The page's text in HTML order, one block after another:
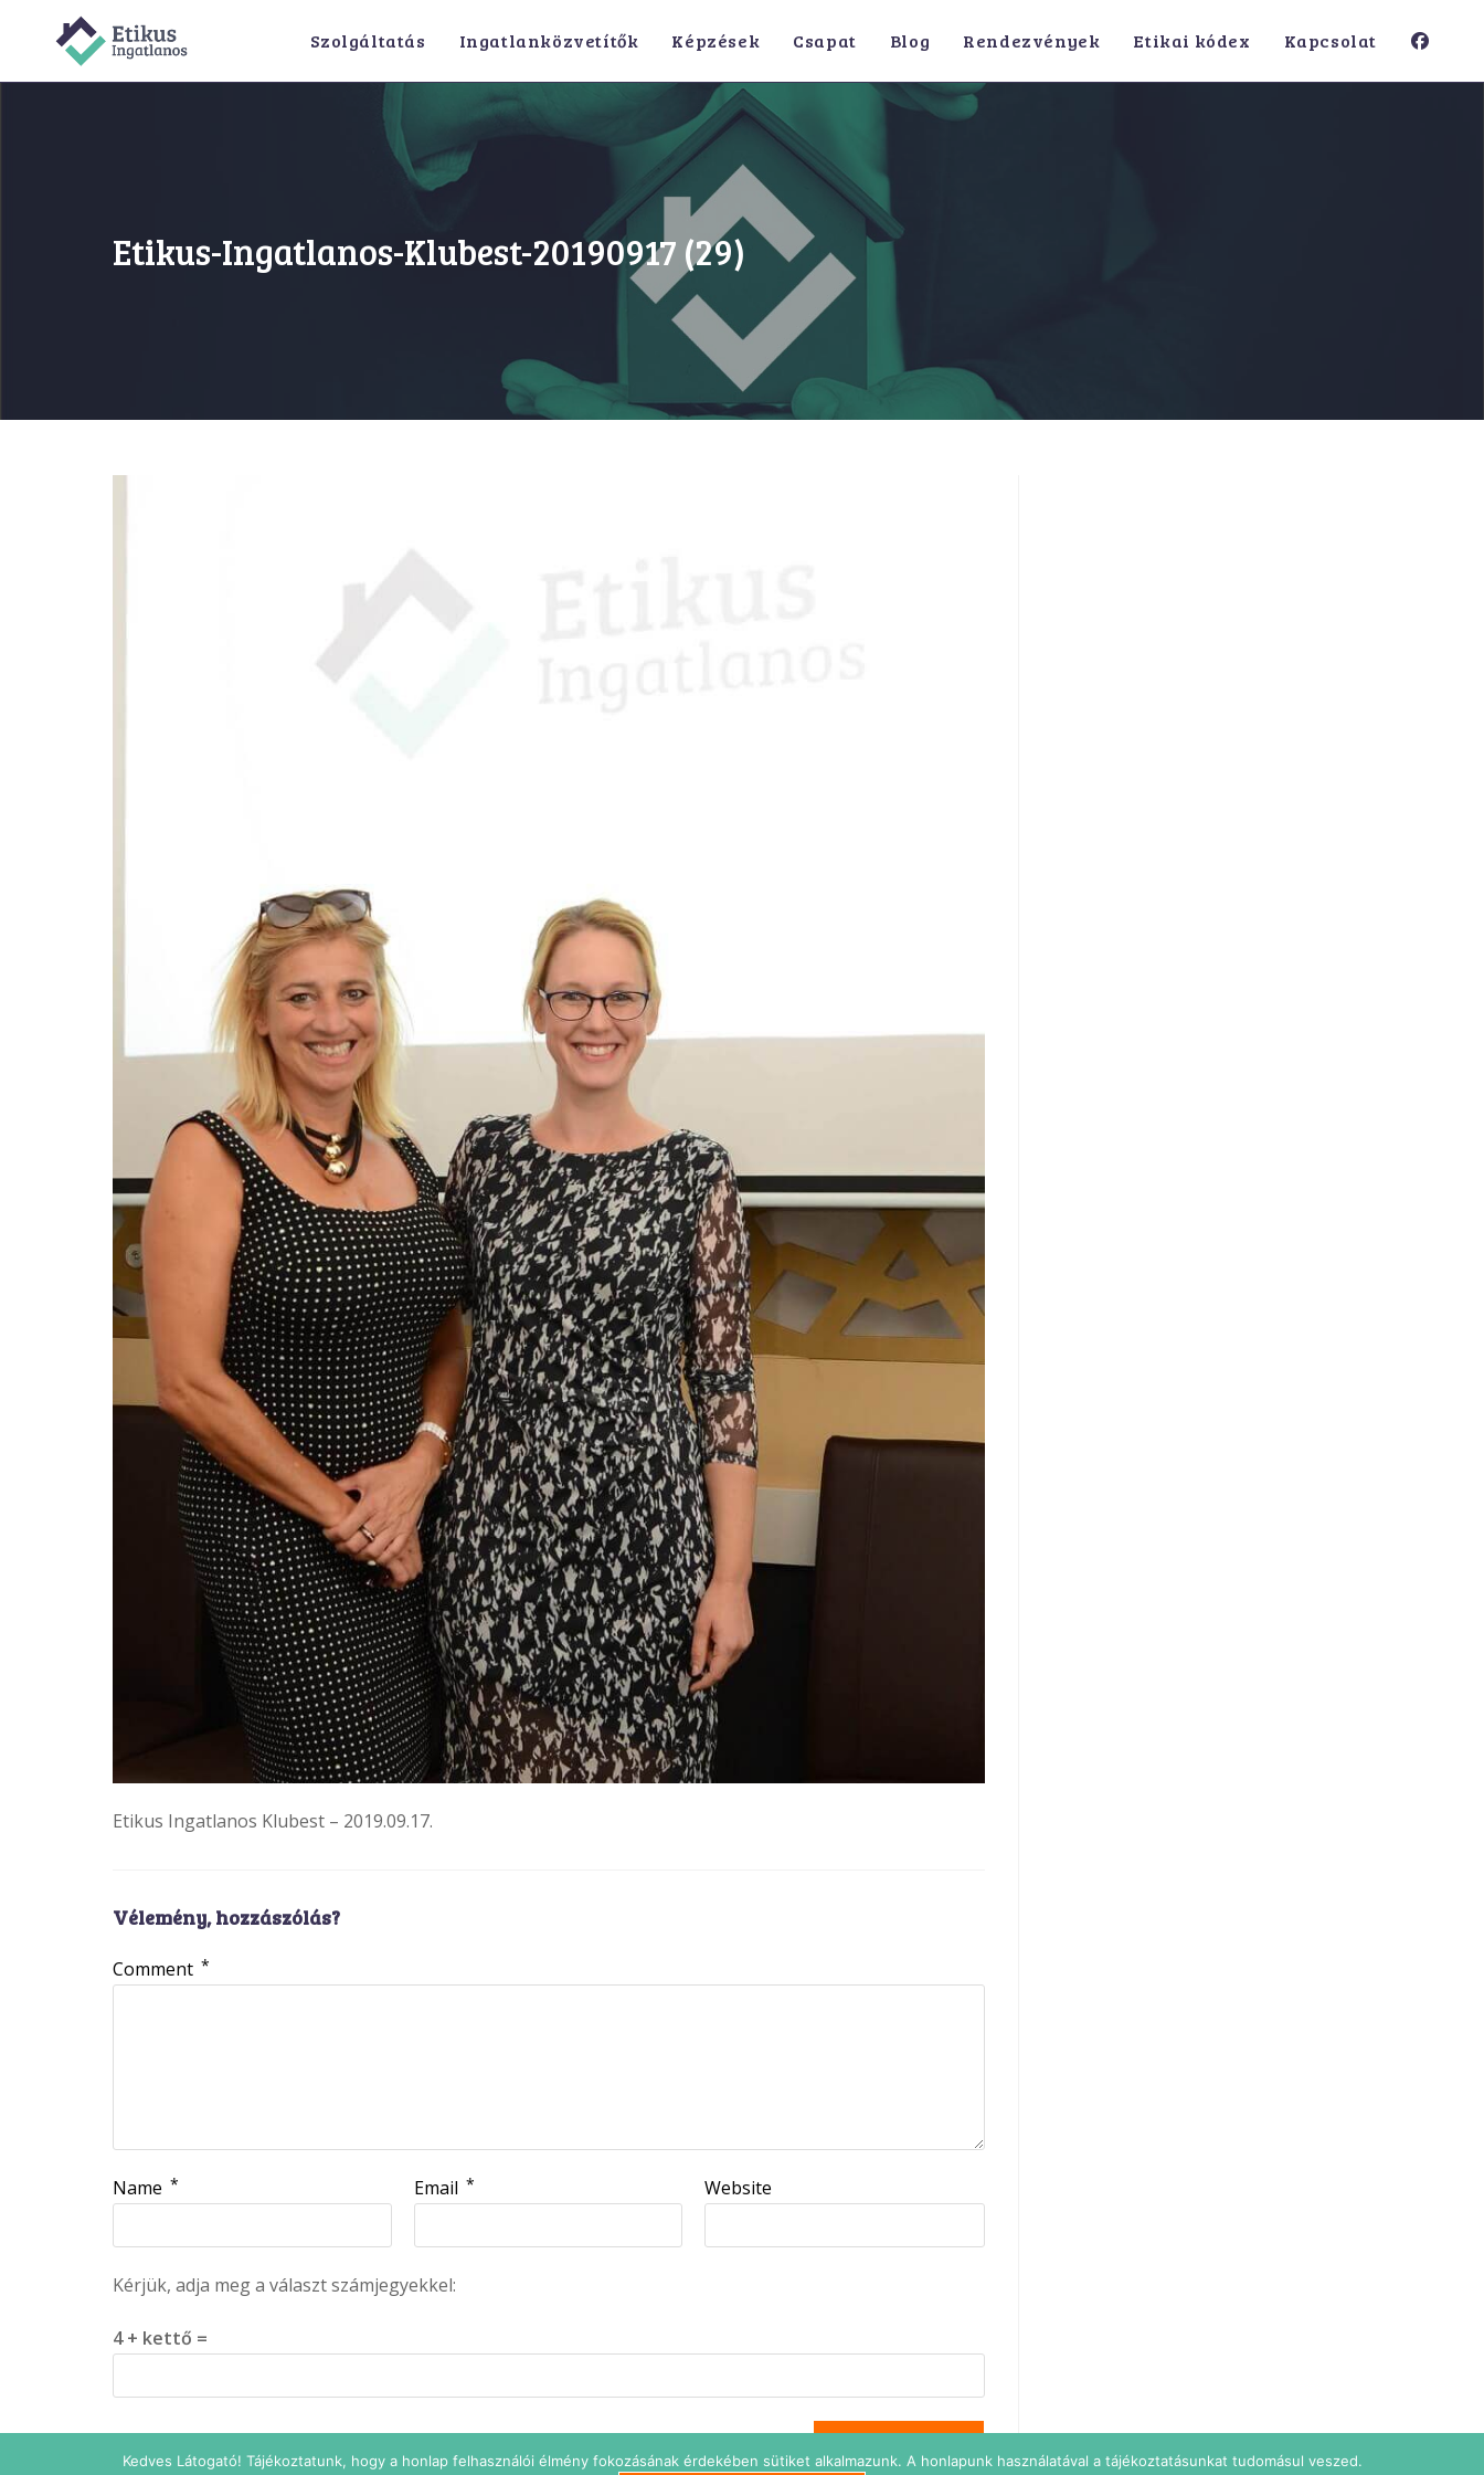
Szolgáltatás Ingatlanközvetítők Képzések Csapat Blog Rendezvények Etikai kódex Kapcsolat
Etikus-Ingatlanos-Klubest-20190917 (29)
Etikus Ingatlanos Klubest – 2019.09.17.
Vélemény, hozzászólás?
Comment *
Name * Email * Website
Kérjük, adja meg a választ számjegyekkel:
4 + kettő =
Kedves Látogató! Tájékoztatunk, hogy a honlap felhasználói élmény fokozásának érdekében sütiket alkalmazunk. A honlapunk használatával a tájékoztatásunkat tudomásul veszed.